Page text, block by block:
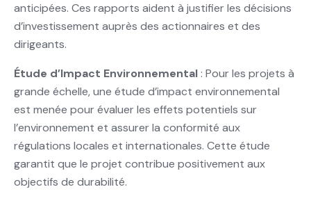
anticipées. Ces rapports aident à justifier les décisions
d’investissement auprès des actionnaires et des
dirigeants.
Étude d’Impact Environnemental: Pour les projets à
grande échelle, une étude d’impact environnemental
est menée pour évaluer les effets potentiels sur
l’environnement et assurer la conformité aux
régulations locales et internationales. Cette étude
garantit que le projet contribue positivement aux
objectifs de durabilité.